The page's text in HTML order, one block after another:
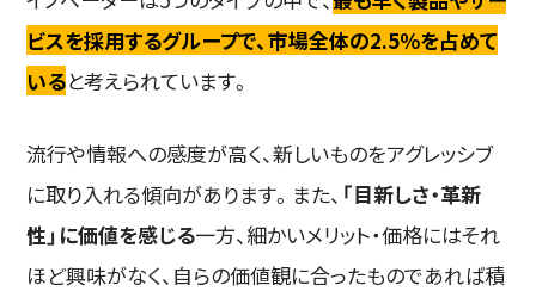
ビスを採用するグループで、市場全体の2.5％を占めて
いると考えられています。
流行や情報への感度が高く、新しいものをアグレッシブ
に取り入れる傾向があります。また、 「目新しさ・革新
性」に価値を感じる一方、細かいメリット・価格にはそれ
ほど興味がなく、自らの価値観に合ったものであれば積